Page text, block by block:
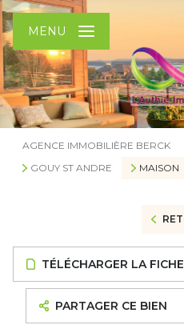
MENU
AGENCE IMMOBILIÈRE BERCK
GOUY ST ANDRE
MAISON
TÉLÉCHARGER LA FICHE
PARTAGER CE BIEN